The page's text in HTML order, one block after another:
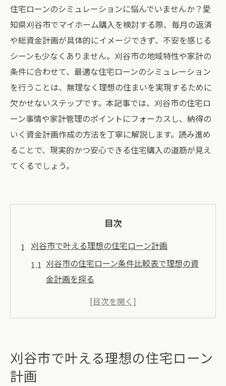
住宅ローンのシミュレーションに悩んでいませんか？愛
知県刈谷市でマイホーム購入を検討する際、毎月の返済
や総資金計画が具体的にイメージできず、不安を感じる
シーンも少なくありません。刈谷市の地域特性や家計の
条件に合わせて、最適な住宅ローンのシミュレーション
を行うことは、無理なく理想の住まいを実現するために
欠かせないステップです。本記事では、刈谷市の住宅ロ
ーン事情や家計管理のポイントにフォーカスし、納得の
いく資金計画作成の方法を丁寧に解説します。読み進め
ることで、現実的かつ安心できる住宅購入の道筋が見え
てくるでしょう。
目次
刈谷市で叶える理想の住宅ローン計画
刈谷市の住宅ローン条件比較表で理想の資
金計画を探る
住宅ローンを活用したマイホーム実現のポ
住宅ローン7200万円に必要な年収の目安を
刈谷市で叶える理想の住宅ローン
計画